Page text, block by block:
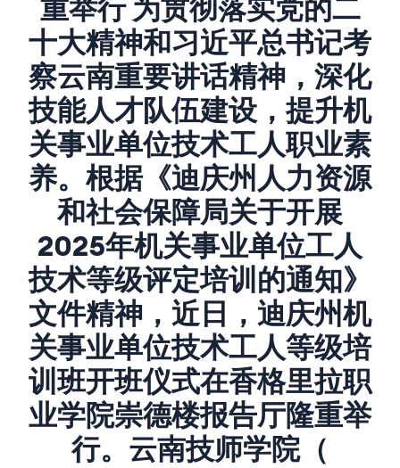
重举行 为贯彻落实党的二
十大精神和习近平总书记考
察云南重要讲话精神，深化
技能人才队伍建设，提升机
关事业单位技术工人职业素
养。根据《迪庆州人力资源
和社会保障局关于开展
2025年机关事业单位工人
技术等级评定培训的通知》
文件精神，近日，迪庆州机
关事业单位技术工人等级培
训班开班仪式在香格里拉职
业学院崇德楼报告厅隆重举
行。云南技师学院（